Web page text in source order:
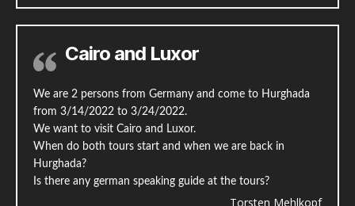
Cairo and Luxor
We are 2 persons from Germany and come to Hurghada
from 3/14/2022 to 3/24/2022.
We want to visit Cairo and Luxor.
When do both tours start and when we are back in
Hurghada?
Is there any german speaking guide at the tours?
Torsten Mehlkopf